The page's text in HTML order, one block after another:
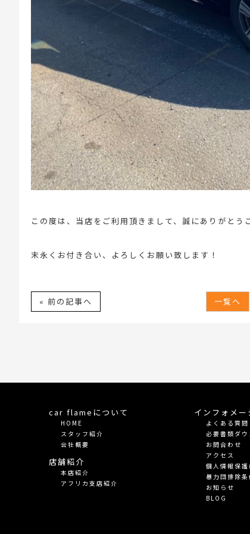
この度は、当店をご利用頂きまして、誠にありがとう
末永くお付き合い、よろしくお願い致します！
« 前の記事へ 一覧へ
car flameについて
HOME
スタッフ紹介
会社概要
店舗紹介
本店紹介
アフリカ支店紹介
インフォメー
よくある質問
必要書類ダウ
お問合わせ
アクセス
個人情報保護
暴力団排除条
お知らせ
BLOG